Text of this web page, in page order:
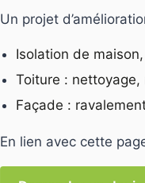
Un projet
Isolation de
Toiture : nettoyage,
Façade :
En lien avec cette